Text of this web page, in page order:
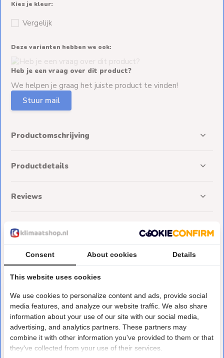
Kies je kleur:
Vergelijk
Deze varianten hebben we ook:
Heb je een vraag over dit product?
We helpen je graag het juiste product te vinden!
Stuur mail
Productomschrijving
Productdetails
Reviews
Delen
Deze heb je eerder bekeken
Infrarood Verwarmingspaneel SK-Serie Wit 59x59cm
300Watt
Deliverytime
Consent About cookies Details
This website uses cookies
We use cookies to personalize content and ads, provide social
media features, and analyze our website traffic. We also share
information about your use of our site with our social media,
advertising, and analytics partners. These partners may
combine it with other information you've provided to them or that
they've collected from your use of their services.